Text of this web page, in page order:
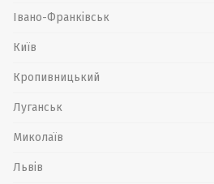
Івано-Франківськ
Київ
Кропивницький
Луганськ
Миколаїв
Львів